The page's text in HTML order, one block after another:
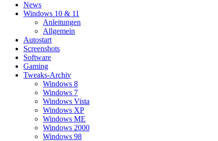
News
Windows 10 & 11
Anleitungen
Allgemein
Autostart
Screenshots
Software
Gaming
Tweaks-Archiv
Windows 8
Windows 7
Windows Vista
Windows XP
Windows ME
Windows 2000
Windows 98